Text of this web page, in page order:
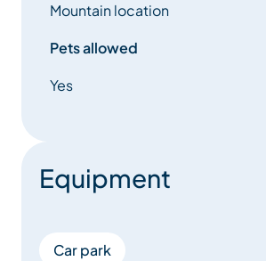
Mountain location
Pets allowed
Yes
Equipment
Car park